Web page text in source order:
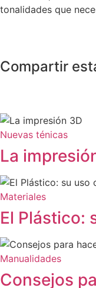
tonalidades que
Compartir
Nuevas ténicas
La
Materiales
El Plástico:
Manualidades
Consejos